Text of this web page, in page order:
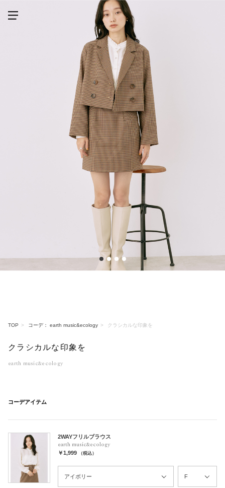
TOP コーデ： earth music&ecology クラシカルな印象を
クラシカルな印象を
earth music&ecology
コーデアイテム
2WAYフリルブラウス
earth music&ecology
￥1,999 （税込）
1 2 3